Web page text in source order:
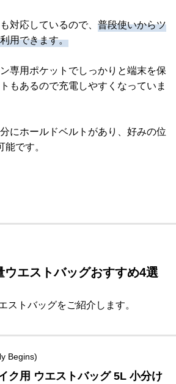
対応しているので、 普段使いからツ
用できます。
専用ポケットでしっかりと端末を保
もあるので充電しやすくなっていま
にホールドベルトがあり、好みの位
です。
エストバッグおすすめ4選
ストバッグをご紹介します。
Begins)
ク用 ウエストバッグ 5L 小分け